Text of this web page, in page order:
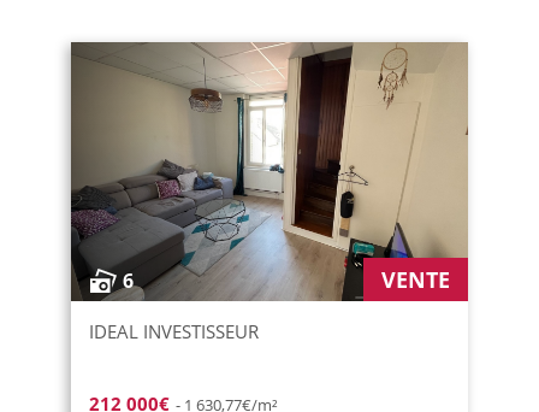
6 VENTE
IDEAL INVESTISSEUR
212 000€ - 1 630,77€/m²